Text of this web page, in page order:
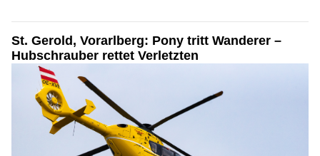
St. Gerold, Vorarlberg: Pony tritt Wanderer –
Hubschrauber rettet Verletzten